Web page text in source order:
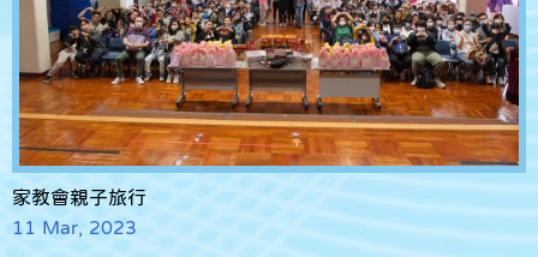
家教會親子旅行
11 Mar, 2023